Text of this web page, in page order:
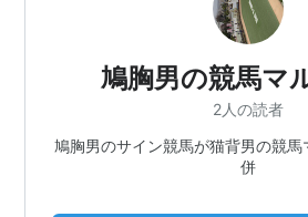
鳩胸男の競馬マ
2人の読者
鳩胸男のサイン競馬が猫背男の競馬
併